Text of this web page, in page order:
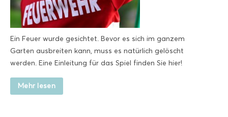
Ein Feuer wurde gesichtet. Bevor es sich im ganzem
Garten ausbreiten kann, muss es natürlich gelöscht
werden. Eine Einleitung für das Spiel finden Sie hier!
Mehr lesen